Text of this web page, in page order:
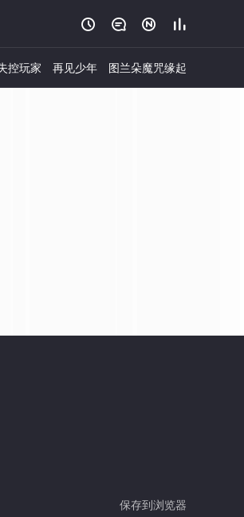
   
控玩家 再见少年 图兰朵魔咒缘起
保存到浏览器